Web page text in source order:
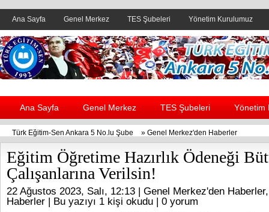
Ana Sayfa Genel Merkez TES Şubeleri Yönetim Kurulumuz
Header yanı reklam alanı
Ana Sayfa Genel Merkez TES Şubeleri Yönetim
Türk Eğitim-Sen Ankara 5 No.lu Şube » Genel Merkez'den Haberler
Eğitim Öğretime Hazırlık Ödeneği
Çalışanlarına Verilsin!
22 Ağustos 2023, Salı, 12:13 | Genel Merkez'den Haberler
Haberler | Bu yazıyı 1 kişi okudu | 0 yorum